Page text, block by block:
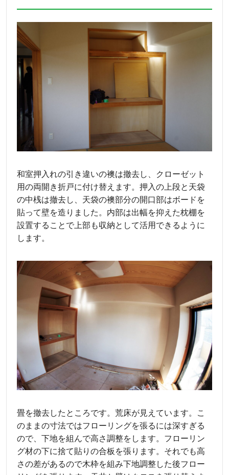
和室押入れの引き違いの襖は撤去し、クローゼット
用の両開き折戸に付け替えます。押入の上段と天袋
の中桟は撤去し、天袋の襖部分の開口部はボードを
貼って壁を造りました。内部は出幅を抑えた枕棚を
設置することで上部も収納として活用できるように
します。
畳を撤去したところです。荒床が見えています。こ
のままの寸法ではフローリングを張るには深すぎる
ので、下地を組んで高さ調整をします。フローリン
グ材の下に捨て貼りの合板を張ります。それでも高
さの差があるので木枠を組み下地調整した後フロー